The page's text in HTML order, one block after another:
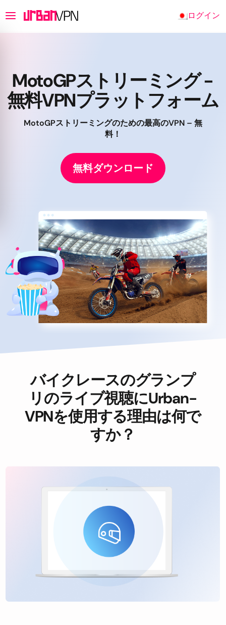
ログイン
MotoGPストリーミング -
無料VPNプラットフォーム
MotoGPストリーミングのための最高のVPN – 無
料！
無料ダウンロード
バイクレースのグランプ
リのライブ視聴にUrban-
VPNを使用する理由は何で
すか？